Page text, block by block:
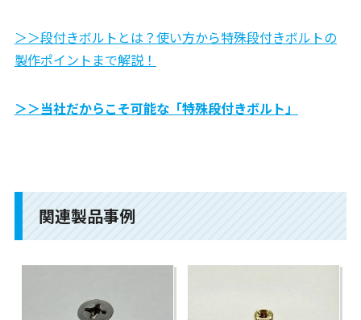
＞＞段付きボルトとは？使い方から特殊段付きボルトの
製作ポイントまで解説！
＞＞当社だからこそ可能な「特殊段付きボルト」
関連製品事例